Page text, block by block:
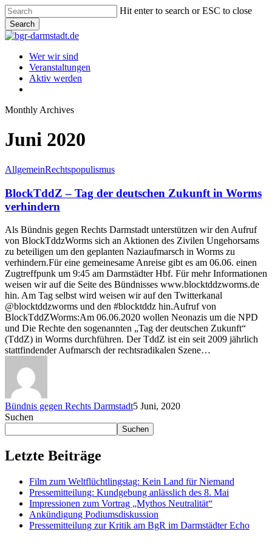
Skip
to
main
content
Hit enter to search or ESC to close
Search
Close
Menu
Wer wir sind
Veranstaltungen
Aktiv werden
Monthly Archives
Juni 2020
BlockTddZ
Tag
der
deutschen
in
Worms
verhindern
AllgemeinRechtspopulismus
BlockTddZ – Tag der deutschen Zukunft in Worms
verhindern
Als Bündnis gegen Rechts Darmstadt unterstützen wir den Aufruf
von BlockTddzWorms sich an Aktionen des Zivilen Ungehorsams
zu beteiligen um den geplanten Naziaufmarsch in Worms zu
verhindern.Für eine gemeinesame Anreise gibt es am 06.06. einen
Zugtreffpunk um 9:45 am Darmstädter Hbf. Für mehr Informationen
weisen wir auf die Seite des Bündnisses www.blocktddzworms.de
hin. Am Tag selbst wird weisen wir auf den Twitterkanal
@blocktddzworms und den #blocktddz hin.Aufruf von
BlockTddZWorms:Am 06.06.2020 wollen Neonazis um die NPD
und Die Rechte den sogenannten „Tag der deutschen Zukunft“
(TddZ) in Worms durchführen. Der TddZ ist ein seit 2009 jährlich
stattfindender Aufmarsch der rechtsradikalen Szene…
Bündnis gegen Rechts Darmstadt5 Juni, 2020
Suchen
Suchen
Letzte Beiträge
Film zum Weltflüchtlingstag: Kein Land für Niemand
Pressemitteilung: Kundgebung anlässlich des 8. Mai
Impressionen zum Vortrag „Mythos Neutralität“
Ankündigung Podiumsdiskussion
Pressemitteilung zur Kritik am BgR im Darmstädter Echo